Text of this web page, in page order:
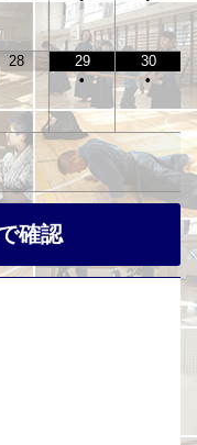
28
29
•
30
•
確認